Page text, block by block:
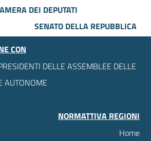
DEI DEPUTATI
SENATO DELLA REPUBBLICA
CON
DELLE ASSEMBLEE DELLE
AUTONOME
NORMATTIVA REGIONI
Home